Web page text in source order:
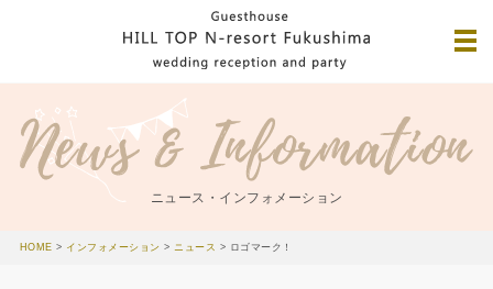
ニュース・インフォメーション
HOME > インフォメーション >ニュース > ロゴマーク！